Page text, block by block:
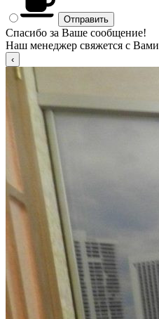
Спасибо за Ваше сообщение!
Наш менеджер свяжется с